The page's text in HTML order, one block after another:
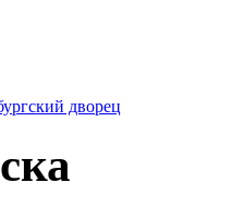
дворец